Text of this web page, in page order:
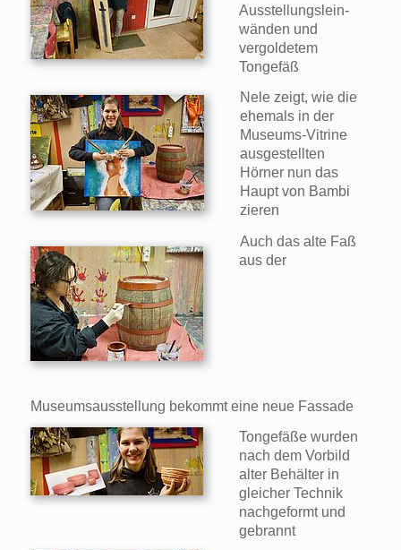
Ausstellungslein-
wänden und
vergoldetem
Tongefäß
Nele zeigt, wie die
ehemals in der
Museums-Vitrine
ausgestellten
Hörner nun das
Haupt von Bambi
zieren
Auch das alte Faß
aus der
Museumsausstellung bekommt eine neue Fassade
Tongefäße wurden
nach dem Vorbild
alter Behälter in
gleicher Technik
nachgeformt und
gebrannt